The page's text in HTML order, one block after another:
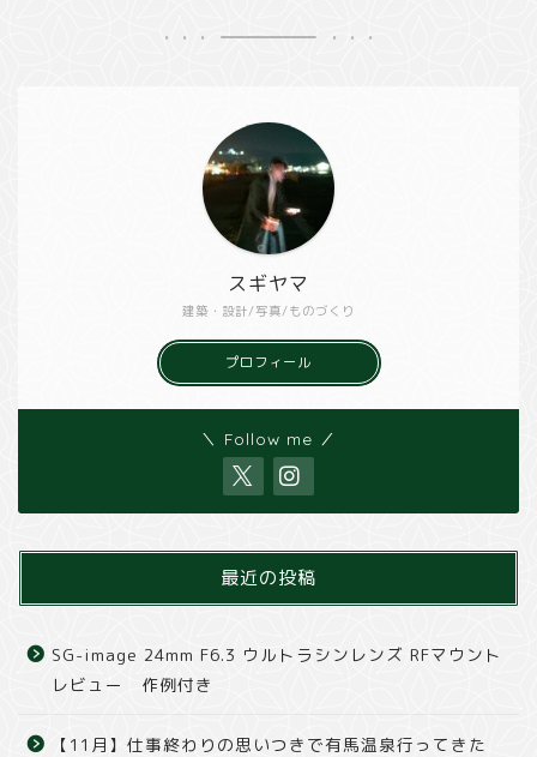
建築・設計/写真/ものづくり
スギヤマ
プロフィール
＼ Follow me ／
最近の投稿
SG-image 24mm F6.3 ウルトラシンレンズ RFマウント
レビュー 作例付き
【11月】仕事終わりの思いつきで有馬温泉行ってきた